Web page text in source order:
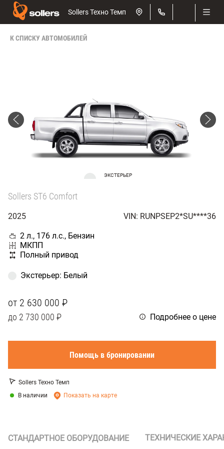
Sollers Техно Темп
К СПИСКУ АВТОМОБИЛЕЙ
ЭКСТЕРЬЕР
СТАНДАРТНОЕ ОБОРУДОВАНИЕ ТЕХНИЧЕСКИЕ
Sollers ST6 Comfort
2025 VIN: RUNPSEP2*SU****36
2 л., 176 л.с., Бензин
МКПП
Полный привод
Экстерьер: Белый
от 2 630 000 ₽
до 2 730 000 ₽ Подробнее о цене
Помощь в бронировании
Sollers Техно Темп
В наличии
Показать на карте